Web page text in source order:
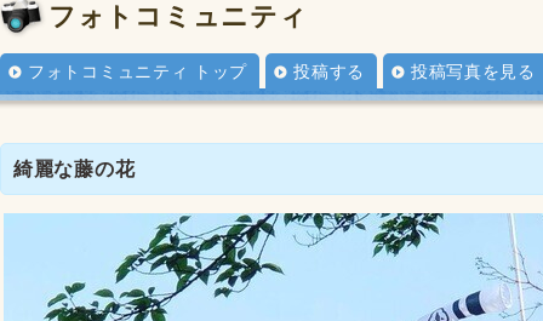
フォトコミュニティ
フォトコミュニティ トップ 投稿する 投稿写真を見る
綺麗な藤の花